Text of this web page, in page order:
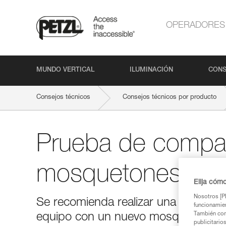
OPERADORES
MUNDO VERTICAL ILUMINACIÓN
Consejos técnicos Consejos técnicos por producto
Prueba de
mosquetones
Se recomienda realizar una prueba
equipo con un nuevo mosquetón.
Elija
Nosotros
También